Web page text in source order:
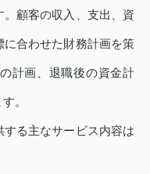
顧客の収入、支出、資
合わせた財務計画を策
計画、退職後の資金計
。
る主なサービス内容は